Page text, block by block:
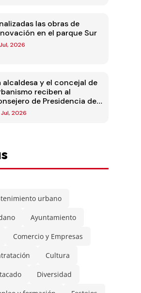
las obras de
en el parque Sur
2026
alcaldesa y el concejal de
reciben al
de Presidencia de
de Madrid
2026
urbano
Ayuntamiento
Comercio y Empresas
Cultura
Diversidad